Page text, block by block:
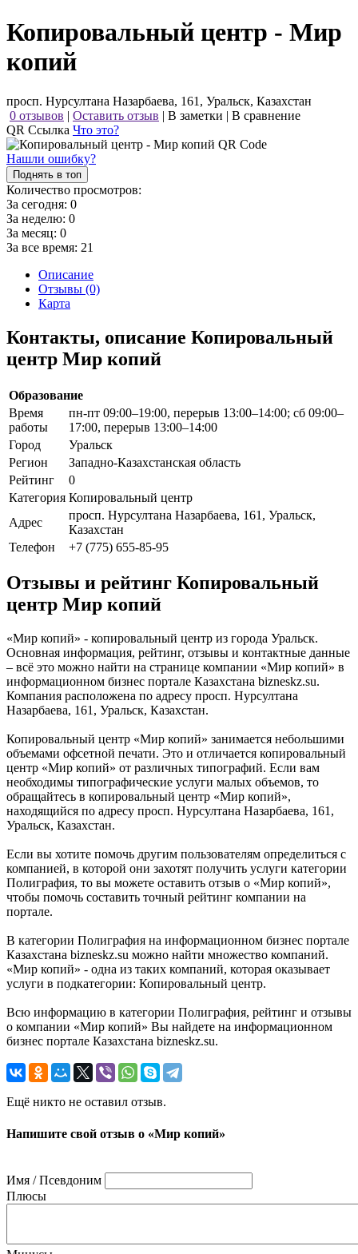
Копировальный центр - Мир
копий
просп. Нурсултана Назарбаева, 161, Уральск, Казахстан
0 отзывов | Оставить отзыв | В заметки | В сравнение
QR Ссылка Что это?
Нашли ошибку?
Поднять в топ
Количество просмотров:
За сегодня: 0
За неделю: 0
За месяц: 0
За все время: 21
Описание
Отзывы (0)
Карта
Контакты, описание Копировальный
центр Мир копий
Образование
Время
работы
пн-пт 09:00–19:00, перерыв 13:00–14:00; сб 09:00–
17:00, перерыв 13:00–14:00
Город
Уральск
Регион
Западно-Казахстанская область
Рейтинг
0
Категория Копировальный центр
Адрес
просп. Нурсултана Назарбаева, 161, Уральск,
Казахстан
Телефон
+7 (775) 655-85-95
Отзывы и рейтинг Копировальный
центр Мир копий
«Мир копий» - копировальный центр из города Уральск.
Основная информация, рейтинг, отзывы и контактные данные
– всё это можно найти на странице компании «Мир копий» в
информационном бизнес портале Казахстана bizneskz.su.
Компания расположена по адресу просп. Нурсултана
Назарбаева, 161, Уральск, Казахстан.
Копировальный центр «Мир копий» занимается небольшими
объемами офсетной печати. Это и отличается копировальный
центр «Мир копий» от различных типографий. Если вам
необходимы типографические услуги малых объемов, то
обращайтесь в копировальный центр «Мир копий»,
находящийся по адресу просп. Нурсултана Назарбаева, 161,
Уральск, Казахстан.
Если вы хотите помочь другим пользователям определиться с
компанией, в которой они захотят получить услуги категории
Полиграфия, то вы можете оставить отзыв о «Мир копий»,
чтобы помочь составить точный рейтинг компании на
портале.
В категории Полиграфия на информационном бизнес портале
Казахстана bizneskz.su можно найти множество компаний.
«Мир копий» - одна из таких компаний, которая оказывает
услуги в подкатегории: Копировальный центр.
Всю информацию в категории Полиграфия, рейтинг и отзывы
о компании «Мир копий» Вы найдете на информационном
бизнес портале Казахстана bizneskz.su.
Ещё никто не оставил отзыв.
Напишите свой отзыв о «Мир копий»
Имя / Псевдоним
Плюсы